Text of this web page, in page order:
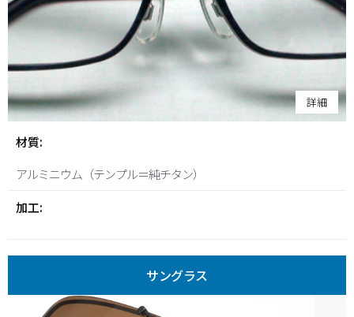
詳細
材質:
アルミニウム（テンプル＝純チタン）
加工:
サングラス